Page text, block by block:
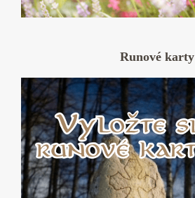
Runové karty